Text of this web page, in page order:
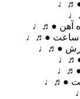
●♬♩
آهن ●♬♩
ساعت ●♬♩
آخرش ●♬♩
●♬♩
●♬♩
●♬♩